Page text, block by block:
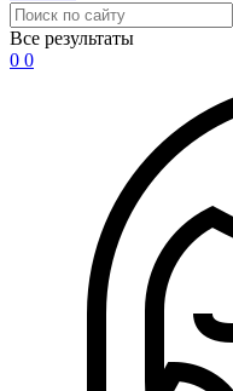
Все результаты
0 0